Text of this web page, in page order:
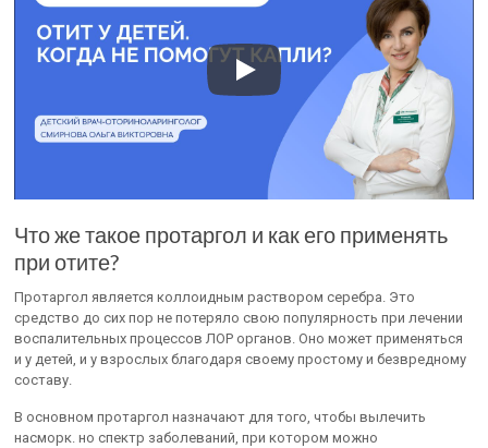
Что же такое протаргол и как его применять
при отите?
Протаргол является коллоидным раствором серебра. Это
средство до сих пор не потеряло свою популярность при лечении
воспалительных процессов ЛОР органов. Оно может применяться
и у детей, и у взрослых благодаря своему простому и безвредному
составу.
В основном протаргол назначают для того, чтобы вылечить
насморк. но спектр заболеваний, при котором можно